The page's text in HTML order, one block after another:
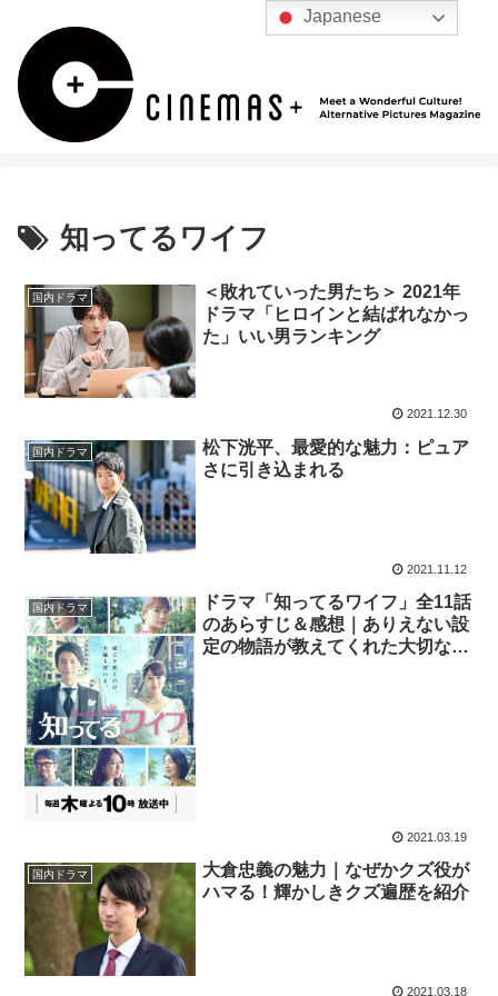
知ってるワイフ
国内ドラマ
＜敗れていった男たち＞ 2021年
ドラマ「ヒロインと結ばれなかっ
た」いい男ランキング
2021.12.30
国内ドラマ
松下洸平、最愛的な魅力：ピュア
さに引き込まれる
2021.11.12
国内ドラマ
ドラマ「知ってるワイフ」全11話
のあらすじ＆感想｜ありえない設
定の物語が教えてくれた大切なこ
2021.03.19
国内ドラマ
大倉忠義の魅力｜なぜかクズ役が
ハマる！輝かしきクズ遍歴を紹介
2021.03.18
Japanese